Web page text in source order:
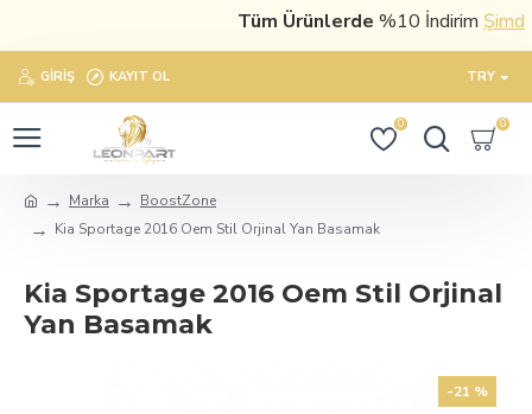
Tüm Ürünlerde%10 İndirimŞimdi
GIRIŞ KAYIT OL TRY
0 0
Marka
BoostZone
Kia Sportage 2016 Oem Stil Orjinal Yan Basamak
Kia Sportage 2016 Oem Stil Orjinal
Yan Basamak
-21 %